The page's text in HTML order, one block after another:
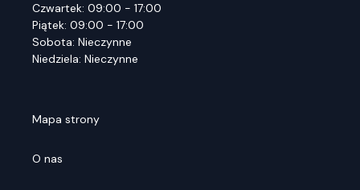
Czwartek: 09:00 - 17:00
Piątek: 09:00 - 17:00
Sobota: Nieczynne
Niedziela: Nieczynne
Mapa strony
O nas